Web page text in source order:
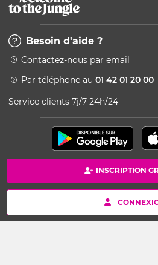
INSCRIPTION
Besoin d'aide ?
Contactez-nous par email
Par téléphone au 01 42 01 20 00
Service clients 7j/7 24h/24
Paiement 100%
Copyright © 2026 Kang -